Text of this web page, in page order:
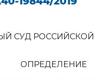
СУД
ОПРЕДЕЛЕНИЕ